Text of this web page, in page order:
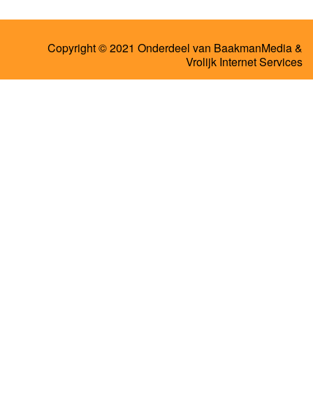
Copyright © 2021 Onderdeel van BaakmanMedia&
Vrolijk Internet Services